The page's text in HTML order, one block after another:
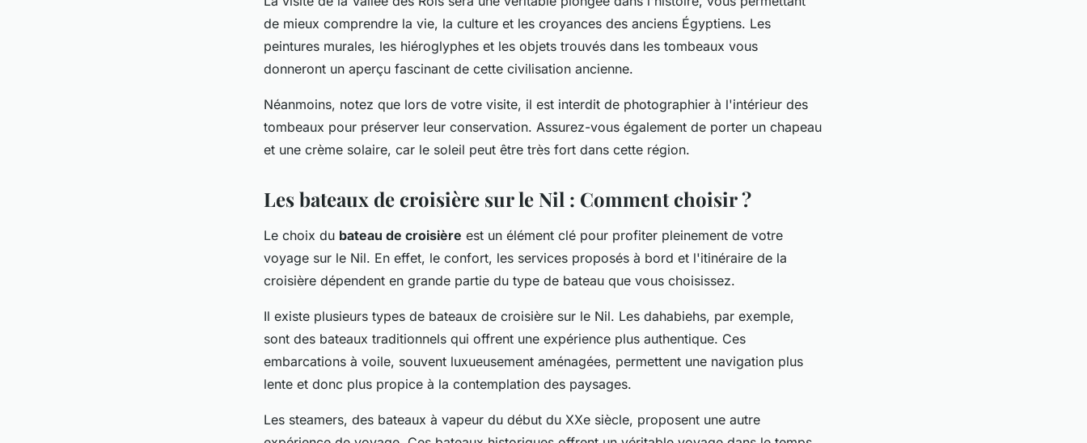
de mieux comprendre la vie, la culture et les croyances des anciens Égyptiens. Les
peintures murales, les hiéroglyphes et les objets trouvés dans les tombeaux vous
donneront un aperçu fascinant de cette civilisation ancienne.
Néanmoins, notez que lors de votre visite, il est interdit de photographier à l'intérieur des
tombeaux pour préserver leur conservation. Assurez-vous également de porter un chapeau
et une crème solaire, car le soleil peut être très fort dans cette région.
Les bateaux de croisière sur le Nil : Comment choisir ?
Le choix du bateau de croisière est un élément clé pour profiter pleinement de votre
voyage sur le Nil. En effet, le confort, les services proposés à bord et l'itinéraire de la
croisière dépendent en grande partie du type de bateau que vous choisissez.
Il existe plusieurs types de bateaux de croisière sur le Nil. Les dahabiehs, par exemple,
sont des bateaux traditionnels qui offrent une expérience plus authentique. Ces
embarcations à voile, souvent luxueusement aménagées, permettent une navigation plus
lente et donc plus propice à la contemplation des paysages.
Les steamers, des bateaux à vapeur du début du XXe siècle, proposent une autre